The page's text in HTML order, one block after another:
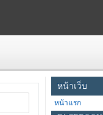
หน้าเว็บ
หน้าแรก